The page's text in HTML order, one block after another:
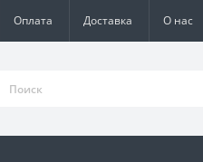
Оплата Доставка О нас